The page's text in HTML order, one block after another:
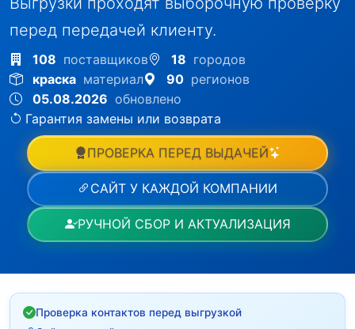
перед передачей клиенту.
108 поставщиков 18 городов
краска материал 90 регионов
05.08.2026 обновлено
Гарантия замены или возврата
ПРОВЕРКА ПЕРЕД ВЫДАЧЕЙ
САЙТ У КАЖДОЙ КОМПАНИИ
РУЧНОЙ СБОР И АКТУАЛИЗАЦИЯ
Проверка контактов перед выгрузкой